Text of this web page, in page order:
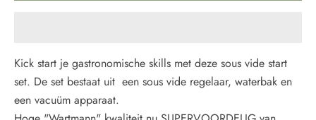
Kick start je gastronomische skills met deze sous vide start
set. De set bestaat uit een sous vide regelaar, waterbak en
een vacuüm apparaat.